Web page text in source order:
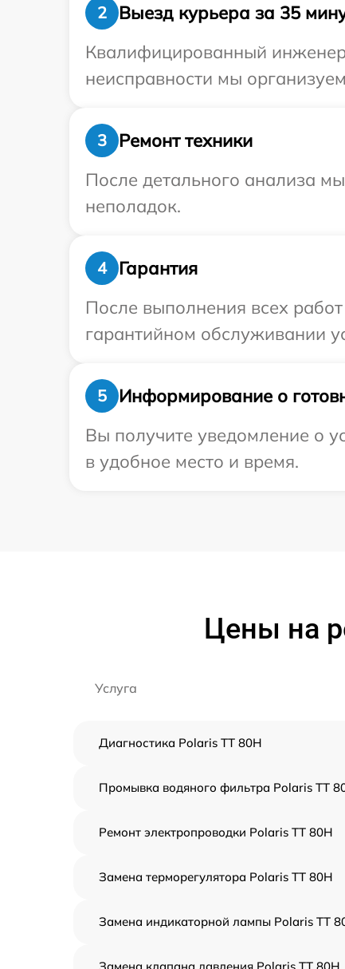
2
Выезд курьера за 35
Квалифицированный инженер
неисправности мы
3
Ремонт техники
После детального анализа
неполадок.
4
Гарантия
После выполнения всех
гарантийном обслуживании
5
Информирование о
Вы получите уведомление о
в удобное место и время.
Цены на
Услуга
Диагностика Polaris TT 80H
Промывка водяного фильтра Polaris TT
Ремонт электропроводки Polaris TT 80H
Замена терморегулятора Polaris TT 80H
Замена индикаторной лампы Polaris TT